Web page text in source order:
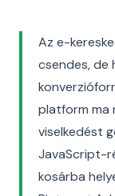
Az e-
csendes, de
platform ma
viselkedést
JavaScript-
kosárba